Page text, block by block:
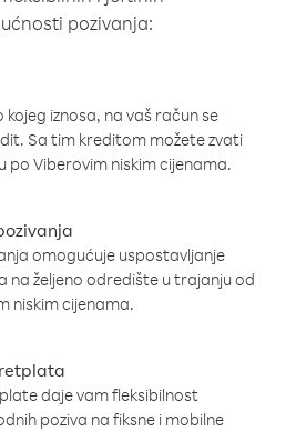
pozivanja:
kojeg iznosa, na vaš račun se
Sa tim kreditom možete zvati
po Viberovim niskim cijenama.
omogućuje uspostavljanje
na željeno odredište u trajanju od
niskim cijenama.
daje vam fleksibilnost
poziva na fiksne i mobilne